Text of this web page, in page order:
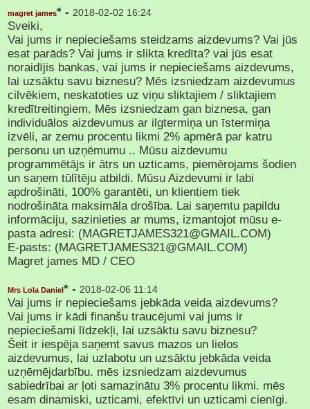
magret james* - 2018-02-02 16:24
Sveiki,
Vai jums ir nepieciešams steidzams aizdevums? Vai jūs
esat parāds? Vai jums ir slikta kredīta? vai jūs esat
noraidījis bankas, vai jums ir nepieciešams aizdevums,
lai uzsāktu savu biznesu? Mēs izsniedzam aizdevumus
cilvēkiem, neskatoties uz viņu sliktajiem / sliktajiem
kredītreitingiem. Mēs izsniedzam gan biznesa, gan
individuālos aizdevumus ar ilgtermiņa un īstermiņa
izvēli, ar zemu procentu likmi 2% apmērā par katru
personu un uzņēmumu .. Mūsu aizdevumu
programmētājs ir ātrs un uzticams, piemērojams šodien
un saņem tūlītēju atbildi. Mūsu Aizdevumi ir labi
apdrošināti, 100% garantēti, un klientiem tiek
nodrošināta maksimāla drošība. Lai saņemtu papildu
informāciju, sazinieties ar mums, izmantojot mūsu e-
pasta adresi: (MAGRETJAMES321@GMAIL.COM)
E-pasts: (MAGRETJAMES321@GMAIL.COM)
Magret james MD / CEO
Mrs Lola Daniel* - 2018-02-06 11:14
Vai jums ir nepieciešams jebkāda veida aizdevums?
Vai jums ir kādi finanšu traucējumi vai jums ir
nepieciešami līdzekļi, lai uzsāktu savu biznesu?
Šeit ir iespēja saņemt savus mazos un lielos
aizdevumus, lai uzlabotu un uzsāktu jebkāda veida
uzņēmējdarbību. mēs izsniedzam aizdevumus
sabiedrībai ar ļoti samazinātu 3% procentu likmi. mēs
esam dinamiski, uzticami, efektīvi un uzticami cienīgi.